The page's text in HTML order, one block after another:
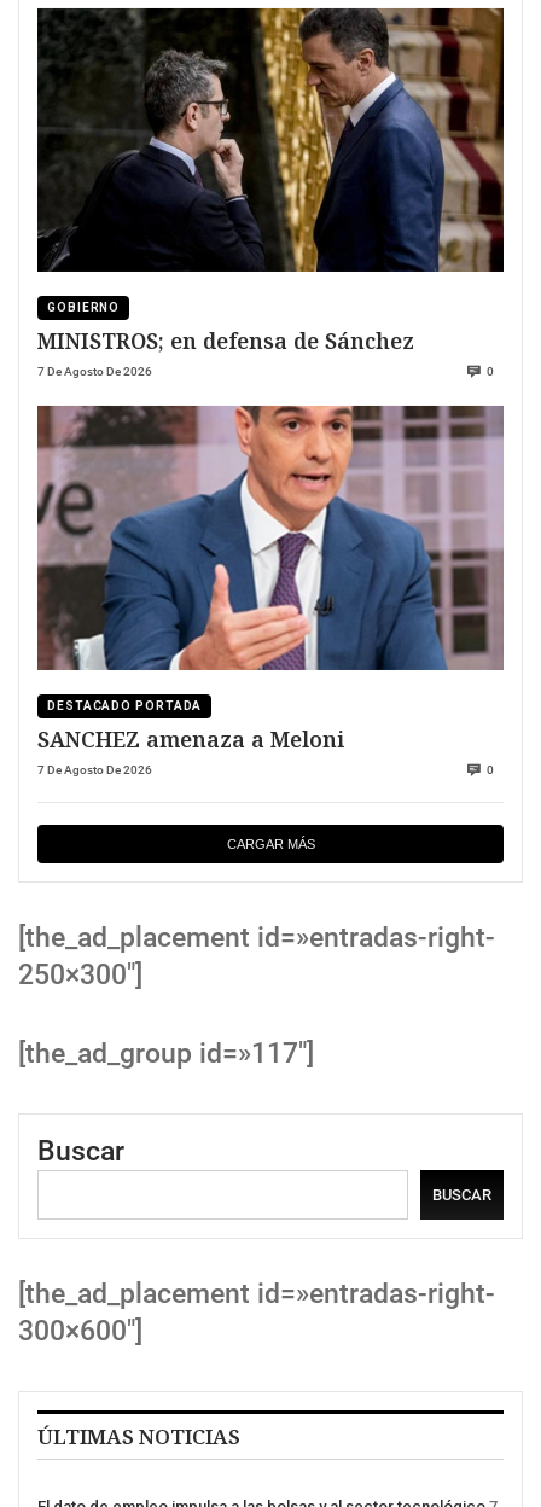
GOBIERNO
MINISTROS; en defensa de Sánchez
7 De Agosto De 2026 0
DESTACADO PORTADA
SANCHEZ amenaza a Meloni
7 De Agosto De 2026 0
CARGAR MÁS
[the_ad_placement id=»entradas-right-
250×300″]
[the_ad_group id=»117″]
Buscar
BUSCAR
[the_ad_placement id=»entradas-right-
300×600″]
ÚLTIMAS NOTICIAS